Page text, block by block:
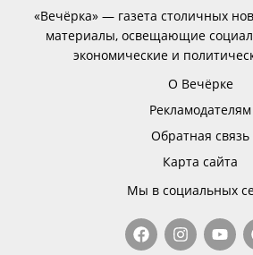
«Вечёрка» — газета столичных
материалы, освещающие
экономические и
О Вечёрке
Рекламодателям
Обратная связь
Карта сайта
Мы в социальных